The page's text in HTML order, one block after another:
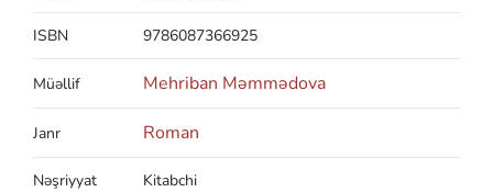
ISBN 9786087366925
Müəllif Mehriban Məmmədova
Janr Roman
Nəşriyyat Kitabchi